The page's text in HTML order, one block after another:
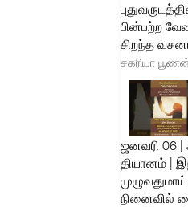
பின்பற்ற
சிறந்த
சகரியா
ஜனவரி 06
தியானம் |
நினைவில்